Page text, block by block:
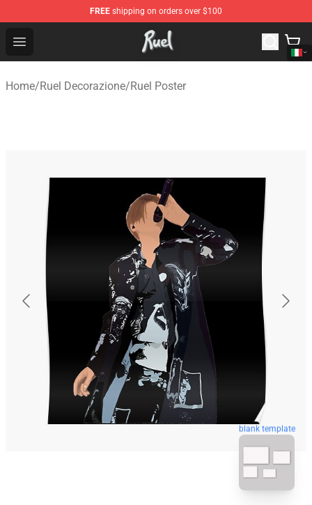
FREE shipping on orders over $100
Open menu
Ruel Store - Official Ruel Merchandise Shop
Home/Ruel Decorazione/Ruel Poster
blank template